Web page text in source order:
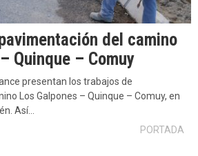
del camino
Quinque – Comuy
presentan los trabajos de
Los Galpones – Quinque – Comuy, en
Así…
PORTADA